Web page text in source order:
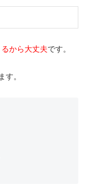
から大丈夫です。
す。